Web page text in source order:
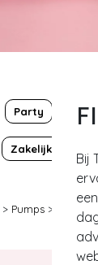
Bij
Party
Zakelijk
> Pumps > Tamaris